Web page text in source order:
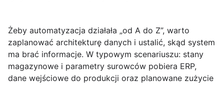
Żeby automatyzacja działała „od A do Z”, warto
zaplanować architekturę danych i ustalić, skąd system
ma brać informacje. W typowym scenariuszu: stany
magazynowe i parametry surowców pobiera ERP,
dane wejściowe do produkcji oraz planowane zużycie